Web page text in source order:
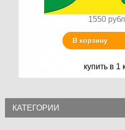
1550
В корзину
купить в 1
КАТЕГОРИИ